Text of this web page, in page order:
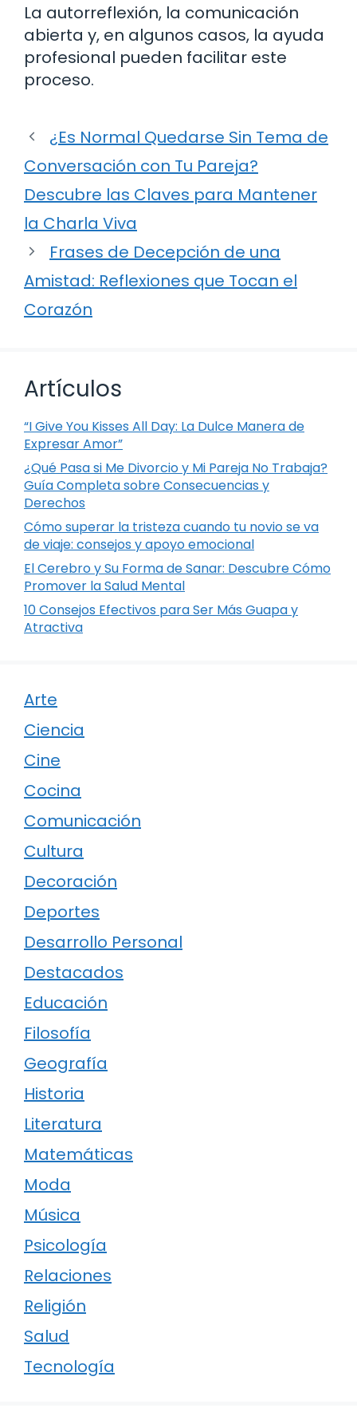
La autorreflexión, la comunicación
abierta y, en algunos casos, la ayuda
profesional pueden facilitar este
proceso.
¿Es Normal Quedarse Sin Tema de
Conversación con Tu Pareja?
Descubre las Claves para Mantener
la Charla Viva
Frases de Decepción de una
Amistad: Reflexiones que Tocan el
Corazón
Artículos
“I Give You Kisses All Day: La Dulce Manera de
Expresar Amor”
¿Qué Pasa si Me Divorcio y Mi Pareja No Trabaja?
Guía Completa sobre Consecuencias y
Derechos
Cómo superar la tristeza cuando tu novio se va
de viaje: consejos y apoyo emocional
El Cerebro y Su Forma de Sanar: Descubre Cómo
Promover la Salud Mental
10 Consejos Efectivos para Ser Más Guapa y
Atractiva
Arte
Ciencia
Cine
Cocina
Comunicación
Cultura
Decoración
Deportes
Desarrollo Personal
Destacados
Educación
Filosofía
Geografía
Historia
Literatura
Matemáticas
Moda
Música
Psicología
Relaciones
Religión
Salud
Tecnología